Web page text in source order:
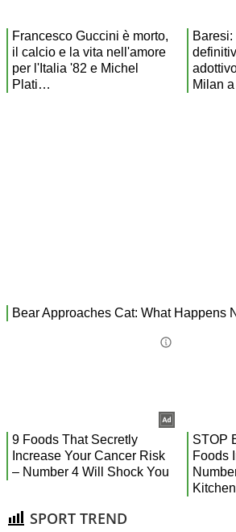
SPORT TREND